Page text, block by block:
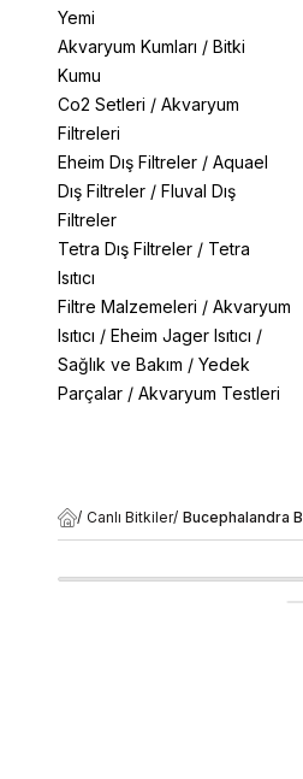
Yemi
Akvaryum Kumları / Bitki
Kumu
Co2 Setleri / Akvaryum
Filtreleri
Eheim Dış Filtreler / Aquael
Dış Filtreler / Fluval Dış
Filtreler
Tetra Dış Filtreler / Tetra
Isıtıcı
Filtre Malzemeleri / Akvaryum
Isıtıcı / Eheim Jager Isıtıcı /
Sağlık ve Bakım / Yedek
Parçalar / Akvaryum Testleri
/ Canlı Bitkiler/ Bucephalandra